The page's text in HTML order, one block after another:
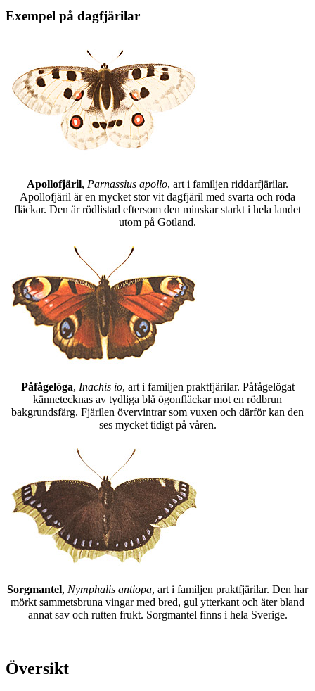
Exempel på dagfjärilar
Apollofjäril, Parnassius apollo, art i familjen riddarfjärilar.
Apollofjäril är en mycket stor vit dagfjäril med svarta och röda
fläckar. Den är rödlistad eftersom den minskar starkt i hela landet
utom på Gotland.
Påfågelöga, Inachis io, art i familjen praktfjärilar. Påfågelögat
kännetecknas av tydliga blå ögonfläckar mot en rödbrun
bakgrundsfärg. Fjärilen övervintrar som vuxen och därför kan den
ses mycket tidigt på våren.
Sorgmantel, Nymphalis antiopa, art i familjen praktfjärilar. Den har
mörkt sammetsbruna vingar med bred, gul ytterkant och äter bland
annat sav och rutten frukt. Sorgmantel finns i hela Sverige.
Översikt